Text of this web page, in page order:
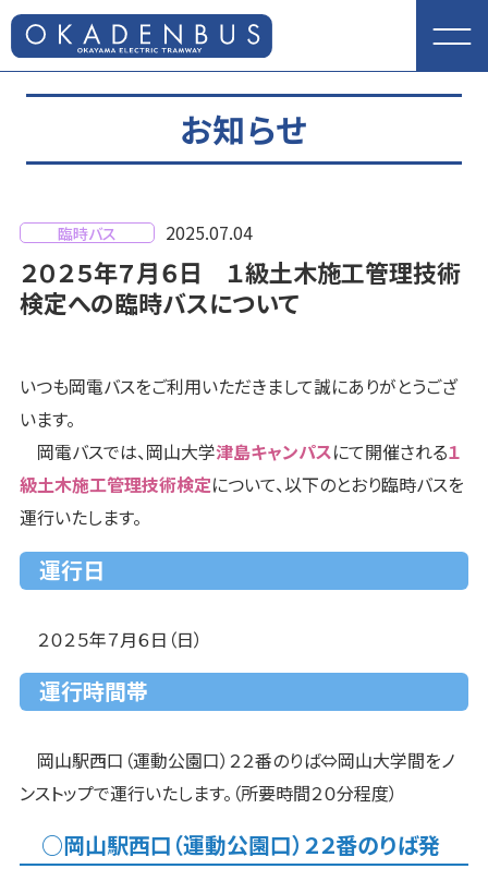
お知らせ
臨時バス 2025.07.04
２０２５年７月６日 １級土木施工管理技術
検定への臨時バスについて
いつも岡電バスをご利用いただきまして誠にありがとうござ
います。
岡電バスでは、岡山大学津島キャンパスにて開催される１
級土木施工管理技術検定について、以下のとおり臨時バスを
運行いたします。
運行日
２０２５年７月６日（日）
運行時間帯
岡山駅西口（運動公園口）２２番のりば⇔岡山大学間をノ
ンストップで運行いたします。（所要時間２０分程度）
○岡山駅西口（運動公園口）２２番のりば発